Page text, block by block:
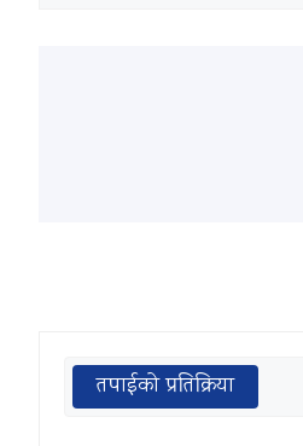
तपाईको प्रतिक्रिया